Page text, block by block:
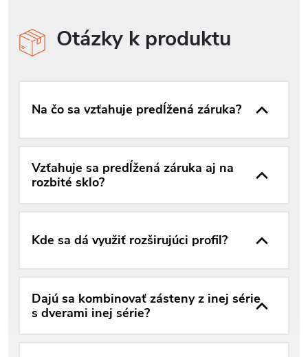
Otázky k produktu
Na čo sa vzťahuje predĺžená záruka?
Vzťahuje sa predĺžená záruka aj na
rozbité sklo?
Kde sa dá využiť rozširujúci profil?
Dajú sa kombinovať zásteny z inej série
s dverami inej série?